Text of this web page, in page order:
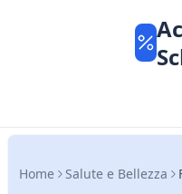
Home Salute e Bellezza